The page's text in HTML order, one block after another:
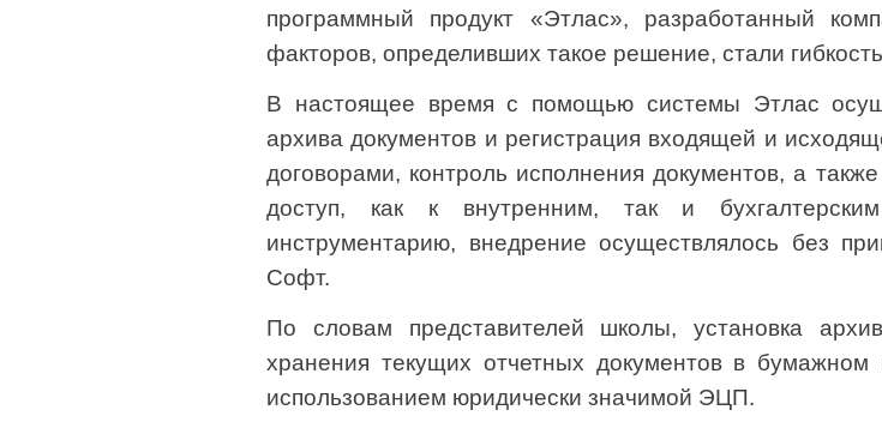
программный продукт «Этлас», разработанный
факторов, определивших такое решение, стали
В настоящее время с помощью системы Этлас
архива документов и регистрация входящей и
договорами, контроль исполнения документов, а
доступ, как к внутренним, так и
инструментарию, внедрение осуществлялось без
Софт.
По словам представителей школы, установка
хранения текущих отчетных документов в
использованием юридически значимой ЭЦП.